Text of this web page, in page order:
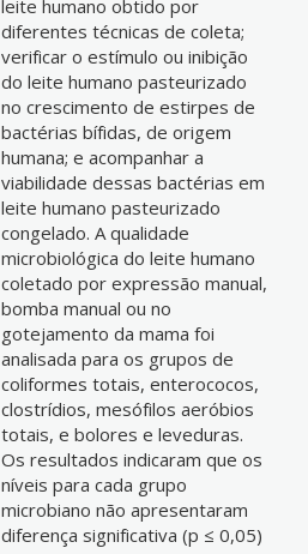
leite humano obtido por
diferentes técnicas de coleta;
verificar o estímulo ou inibição
do leite humano pasteurizado
no crescimento de estirpes de
bactérias bífidas, de origem
humana; e acompanhar a
viabilidade dessas bactérias em
leite humano pasteurizado
congelado. A qualidade
microbiológica do leite humano
coletado por expressão manual,
bomba manual ou no
gotejamento da mama foi
analisada para os grupos de
coliformes totais, enterococos,
clostrídios, mesófilos aeróbios
totais, e bolores e leveduras.
Os resultados indicaram que os
níveis para cada grupo
microbiano não apresentaram
diferença significativa (p ≤ 0,05)